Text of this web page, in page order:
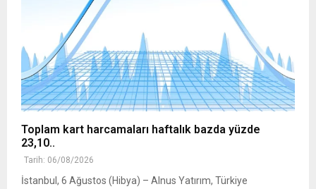
Toplam kart harcamaları haftalık bazda yüzde
23,10..
Tarih: 06/08/2026
İstanbul, 6 Ağustos (Hibya) – Alnus Yatırım, Türkiye